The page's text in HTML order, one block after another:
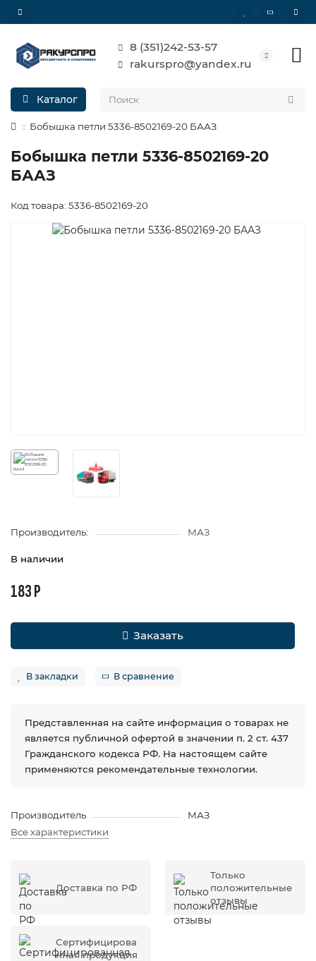
8 (351)242-53-57
rakurspro@yandex.ru
Каталог
Бобышка петли 5336-8502169-20 БААЗ
Бобышка петли 5336-8502169-20
БААЗ
Код товара: 5336-8502169-20
Производитель: МАЗ
В наличии
183 Р
Заказать
В закладки В сравнение
Представленная на сайте информация о товарах не
является публичной офертой в значении п. 2 ст. 437
Гражданского кодекса РФ. На настоящем сайте
применяются рекомендательные технологии.
Производитель
МАЗ
Все характеристики
Доставка по РФ
Только
положительные
отзывы
Сертифицирова
нная продукция